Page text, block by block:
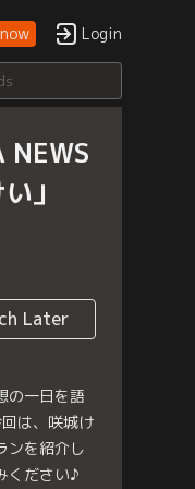
Login
NEWS
」
Later
の一日を語
は、咲城け
ンを紹介し
ください♪